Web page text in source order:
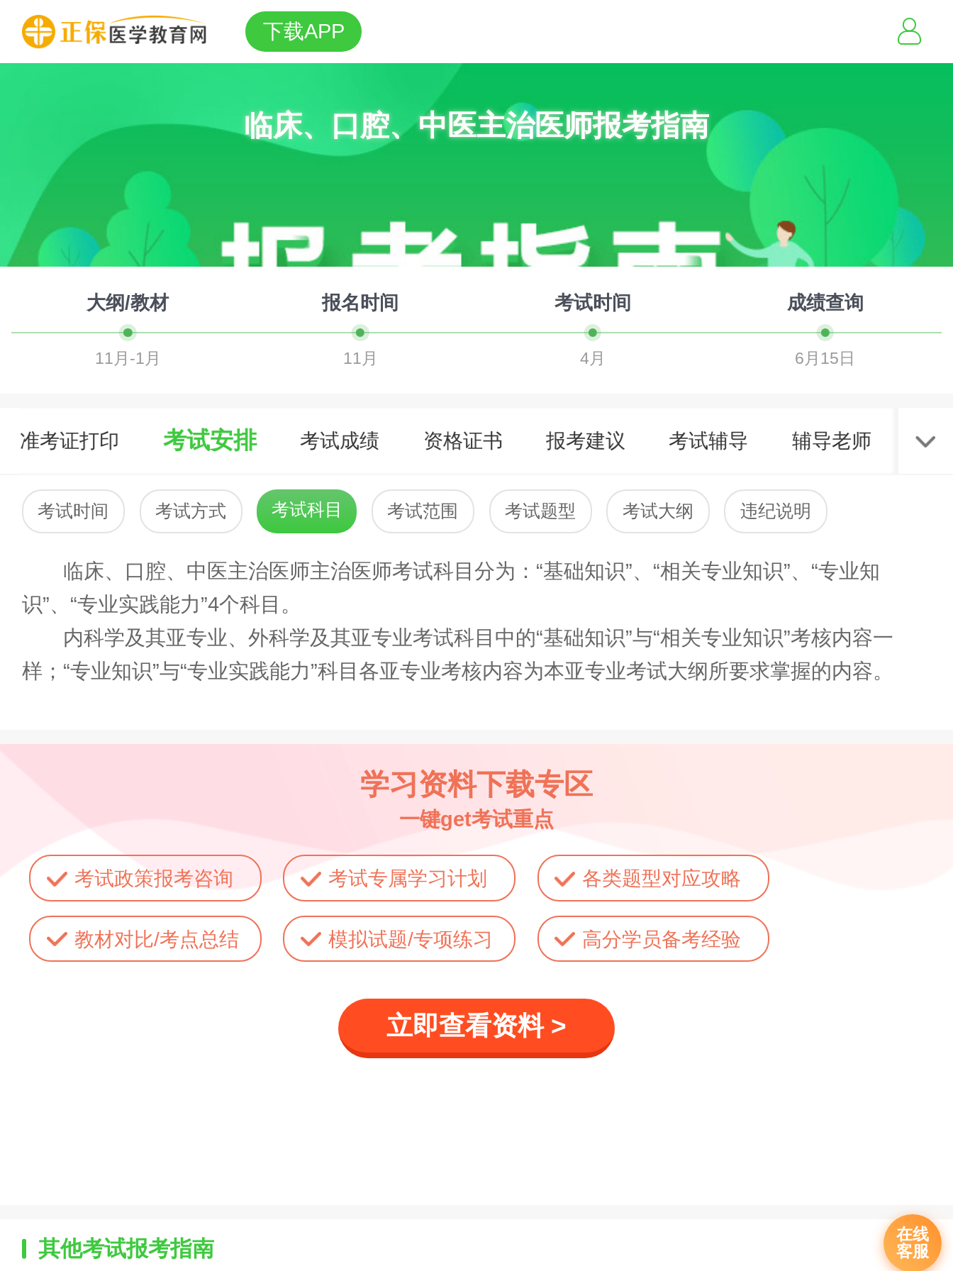
下载APP
临床、口腔、中医主治医师报考指南
大纲/教材
11月-1月
报名时间
11月
考试时间
4月
成绩查询
6月15日
准考证打印 考试安排 考试成绩 资格证书 报考建议 考试辅导 辅导老师 职
考试时间 考试方式 考试科目 考试范围 考试题型 考试大纲 违纪说明
临床、口腔、中医主治医师主治医师考试科目分为：“基础知识”、“相关专业知识”、“专业知
识”、“专业实践能力”4个科目。
内科学及其亚专业、外科学及其亚专业考试科目中的“基础知识”与“相关专业知识”考核内容一
样；“专业知识”与“专业实践能力”科目各亚专业考核内容为本亚专业考试大纲所要求掌握的内容。
学习资料下载专区
一键get考试重点
考试政策报考咨询 考试专属学习计划 各类题型对应攻略
教材对比/考点总结 模拟试题/专项练习 高分学员备考经验
立即查看资料 >
其他考试报考指南
在线
客服